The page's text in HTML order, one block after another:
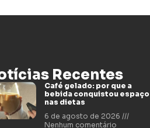
Recentes
Café gelado: por que a
bebida conquistou espaço
nas dietas
6 de agosto de 2026
Nenhum comentário